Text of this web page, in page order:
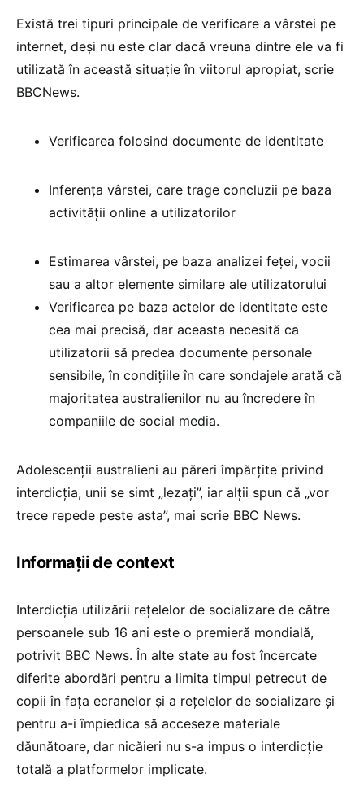
Există trei tipuri principale de verificare a vârstei pe
internet, deși nu este clar dacă vreuna dintre ele va fi
utilizată în această situație în viitorul apropiat, scrie
BBCNews.
Verificarea folosind documente de identitate
Inferența vârstei, care trage concluzii pe baza
activității online a utilizatorilor
Estimarea vârstei, pe baza analizei feței, vocii
sau a altor elemente similare ale utilizatorului
Verificarea pe baza actelor de identitate este
cea mai precisă, dar aceasta necesită ca
utilizatorii să predea documente personale
sensibile, în condițiile în care sondajele arată că
majoritatea australienilor nu au încredere în
companiile de social media.
Adolescenții australieni au păreri împărțite privind
interdicția, unii se simt „lezați”, iar alții spun că „vor
trece repede peste asta”, mai scrie BBC News.
Informații de context
Interdicția utilizării rețelelor de socializare de către
persoanele sub 16 ani este o premieră mondială,
potrivit BBC News. În alte state au fost încercate
diferite abordări pentru a limita timpul petrecut de
copii în fața ecranelor și a rețelelor de socializare și
pentru a-i împiedica să acceseze materiale
dăunătoare, dar nicăieri nu s-a impus o interdicție
totală a platformelor implicate.